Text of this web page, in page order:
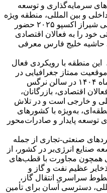
سرمایه‌گذاری و توسعه
و بین المللی، منطقه ویژه
اقتصادی لامرد در نمایشگاه بین‌المللی شیراز اکسپو ۲۰۲۵ حضور
خود را به فعالان اقتصادی
حاشیه خلیج فارس معرفی
این منطقه با رویکردی فعال
ممتاز جغرافیایی در
جنوب کشور، از تاریخ ۲۰ تا ۲۳ مهرماه ۱۴۰۴ در سالن نرگس
اقتصادی، بازرگانان،
و خارجی است و در تلاش
به‌ویژه با کشورهای
توسعه پایدار و صادرات‌محور
صنعتی-تجاری از جمله
صنایع انرژی‌بر در کشور، از
همچون مجاورت با قطب‌های
عظیم نفت و گاز و
سراسری انتقال گاز،
دسترسی آسان برای تأمین